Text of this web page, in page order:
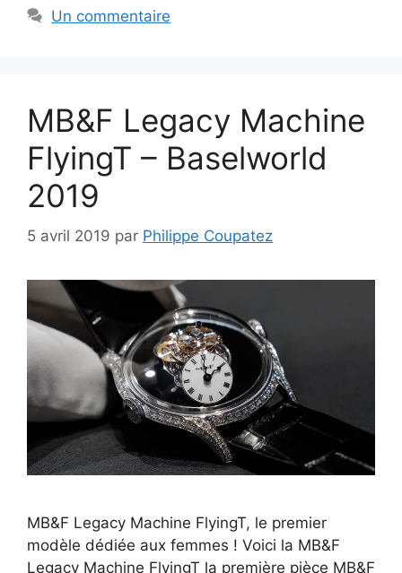
Un commentaire
MB&F Legacy Machine
FlyingT – Baselworld
2019
5 avril 2019 par Philippe Coupatez
MB&F Legacy Machine FlyingT, le premier
modèle dédiée aux femmes ! Voici la MB&F
Legacy Machine FlyingT la première pièce MB&F